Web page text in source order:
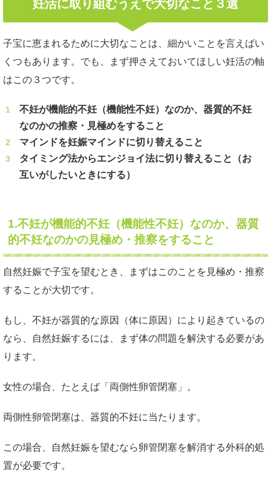
妊活に取り組むうえで大切なこと３選
子宝に恵まれるために大切なことは、細かいことを言えばい
くつもあります。でも、まず押さえておいてほしい妊活の軸
はこの３つです。
不妊が機能的不妊（機能性不妊）なのか、器質的不妊
なのかの推察・見極めをすること
マインドを妊娠マインドに切り替えること
タイミング法からエンジョイ法に切り替えること（お
互いがしたいときにする）
1.不妊が機能的不妊（機能性不妊）なのか、器質
的不妊なのかの見極め・推察をすること
自然妊娠で子宝を望むとき、まずはこのことを見極め・推察
することが大切です。
もし、不妊が器質的な原因（体に原因）により起きているの
なら、自然妊娠するには、まず体の問題を解決する必要があ
ります。
女性の場合、たとえば「両側性卵管閉塞」。
両側性卵管閉塞は、器質的不妊に当たります。
この場合、自然妊娠を望むなら卵管閉塞を解消する外科的処
置が必要です。